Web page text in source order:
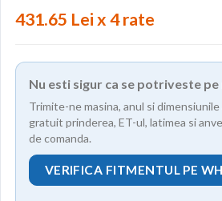
431.65 Lei x 4 rate
Nu esti sigur ca se potriveste pe
Trimite-ne masina, anul si
gratuit prinderea, ET-ul, latimea si
de comanda.
VERIFICA FITMENTUL PE